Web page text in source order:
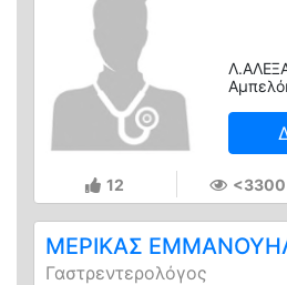
12 <3300
ΜΕΡΙΚΑΣ
Γαστρεντερολόγος